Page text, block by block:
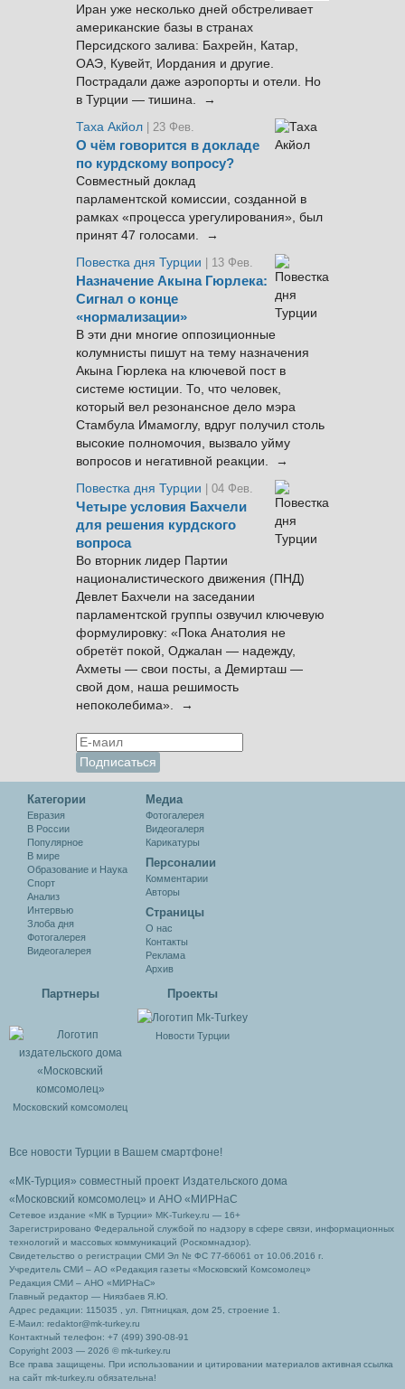
Иран уже несколько дней обстреливает
американские базы в странах
Персидского залива: Бахрейн, Катар,
ОАЭ, Кувейт, Иордания и другие.
Пострадали даже аэропорты и отели. Но
в Турции — тишина. →
Таха Акйол | 23 Фев.
О чём говорится в докладе
по курдскому вопросу?
Совместный доклад
парламентской комиссии, созданной в
рамках «процесса урегулирования», был
принят 47 голосами. →
Повестка дня Турции
| 13 Фев.
Назначение Акына Гюрлека:
Сигнал о конце
«нормализации»
В эти дни многие оппозиционные
колумнисты пишут на тему назначения
Акына Гюрлека на ключевой пост в
системе юстиции. То, что человек,
который вел резонансное дело мэра
Стамбула Имамоглу, вдруг получил столь
высокие полномочия, вызвало уйму
вопросов и негативной реакции. →
Повестка дня Турции
| 04 Фев.
Четыре условия Бахчели
для решения курдского
вопроса
Во вторник лидер Партии
националистического движения (ПНД)
Девлет Бахчели на заседании
парламентской группы озвучил ключевую
формулировку: «Пока Анатолия не
обретёт покой, Оджалан — надежду,
Ахметы — свои посты, а Демирташ —
свой дом, наша решимость
непоколебима». →
Категории
Евразия
В России
Популярное
В мире
Образование и Наука
Спорт
Анализ
Интервью
Злоба дня
Фотогалерея
Видеогалерея
Медиа
Фотогалерея
Видеогалеря
Карикатуры
Персоналии
Комментарии
Авторы
Cтраницы
О нас
Контакты
Реклама
Архив
Партнеры
Московский комсомолец
Проекты
Новости Турции
Все новости Турции в Вашем смартфоне!
«МК-Турция» совместный проект Издательского дома
«Московский комсомолец» и АНО «МИРНаС
Сетевое издание «МК в Турции» MK-Turkey.ru — 16+
Зарегистрировано Федеральной службой по надзору в сфере связи, информационных
технологий и массовых коммуникаций (Роскомнадзор).
Свидетельство о регистрации СМИ Эл № ФС 77-66061 от 10.06.2016 г.
Учредитель СМИ – АО «Редакция газеты «Московский Комсомолец»
Редакция СМИ – АНО «МИРНаС»
Главный редактор — Ниязбаев Я.Ю.
Адрес редакции: 115035 , ул. Пятницкая, дом 25, строение 1.
Е-Маил: redaktor@mk-turkey.ru
Контактный телефон: +7 (499) 390-08-91
Copyright 2003 — 2026 © mk-turkey.ru
Все права защищены. При использовании и цитировании материалов активная ссылка
на сайт mk-turkey.ru обязательна!